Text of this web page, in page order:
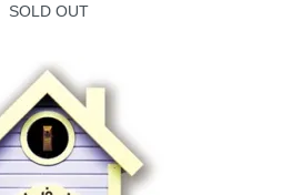
SOLD OUT